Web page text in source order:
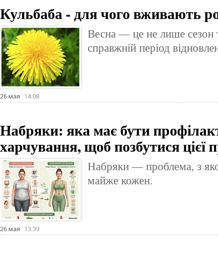
Кульбаба - для чого вживають
Весна — це не лише сезон
справжній період
26 мая 14:08
Набряки: яка має бути
харчування, щоб позбутися цієї
Набряки — проблема, з
майже кожен.
26 мая 13:39